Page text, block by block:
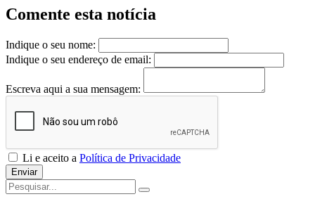
Comente esta notícia
Indique o seu nome:
Indique o seu endereço de email:
Escreva aqui a sua mensagem:
Li e aceito a Política de Privacidade
Enviar